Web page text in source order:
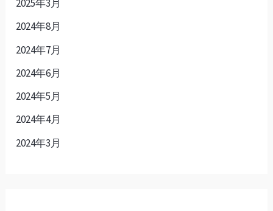
2025年3月
2024年8月
2024年7月
2024年6月
2024年5月
2024年4月
2024年3月